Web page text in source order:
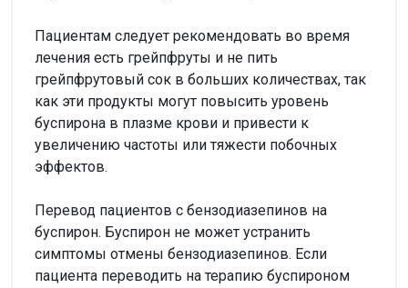
Пациентам следует рекомендовать во время
лечения есть грейпфруты и не пить
грейпфрутовый сок в больших количествах, так
как эти продукты могут повысить уровень
буспирона в плазме крови и привести к
увеличению частоты или тяжести побочных
эффектов.
Перевод пациентов с бензодиазепинов на
буспирон. Буспирон не может устранить
симптомы отмены бензодиазепинов. Если
пациента переводить на терапию буспироном